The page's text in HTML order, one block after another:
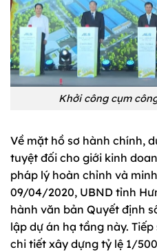
Khởi công cụm
Về mặt hồ sơ hành chính,
tuyệt đối cho giới kinh
pháp lý hoàn chỉnh và
09/04/2020, UBND tỉnh
hành văn bản Quyết định
lập dự án hạ tầng này.
chi tiết xây dựng tỷ lệ 1/